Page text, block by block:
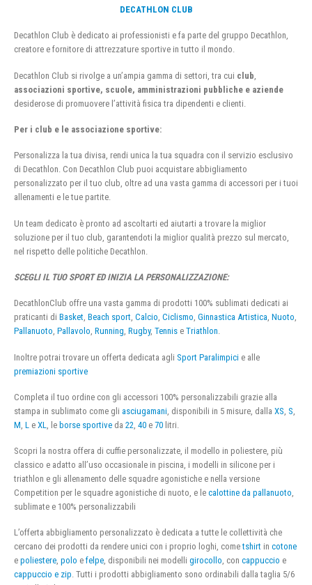
DECATHLON CLUB
Decathlon Club è dedicato ai professionisti e fa parte del gruppo Decathlon,
creatore e fornitore di attrezzature sportive in tutto il mondo.
Decathlon Club si rivolge a un’ampia gamma di settori, tra cui club
associazioni sportive, scuole, amministrazioni pubbliche e aziende
desiderose di promuovere l’attività fisica tra dipendenti e clienti.
Per i club e le associazione sportive:
Personalizza la tua divisa, rendi unica la tua squadra con il servizio esclusivo
di Decathlon. Con Decathlon Club puoi acquistare abbigliamento
personalizzato per il tuo club, oltre ad una vasta gamma di accessori per i tuoi
allenamenti e le tue partite.
Un team dedicato è pronto ad ascoltarti ed aiutarti a trovare la miglior
soluzione per il tuo club, garantendoti la miglior qualità prezzo sul mercato,
nel rispetto delle politiche Decathlon.
SCEGLI IL TUO SPORT ED INIZIA LA PERSONALIZZAZIONE:
DecathlonClub offre una vasta gamma di prodotti 100% sublimati dedicati ai
praticanti di Basket, Beach sport, Calcio, Ciclismo, Ginnastica Artistica, Nuoto,
Pallanuoto, Pallavolo, Running, Rugby, Tennis e Triathlon.
Inoltre potrai trovare un offerta dedicata agli Sport Paralimpici e alle
premiazioni sportive
Completa il tuo ordine con gli accessori 100% personalizzabili grazie alla
stampa in sublimato come gli asciugamani , disponibili in 5 misure, dalla XS S
M L e XL , le borse sportive da 22 40 e 70 litri.
Scopri la nostra offera di cuffie personalizzate, il modello in poliestere, più
classico e adatto all’uso occasionale in piscina, i modelli in silicone per i
triathlon e gli allenamento delle squadre agonistiche e nella versione
Competition per le squadre agonistiche di nuoto, e le calottine da pallanuoto,
sublimate e 100% personalizzabili
L’offerta abbigliamento personalizzato è dedicata a tutte le collettività che
cercano dei prodotti da rendere unici con i proprio loghi, cometshirt in cotone
e poliestere, polo e felpe, disponibili nei modelli girocollo, con cappuccio e
cappuccio e zip. Tutti i prodotti abbigliamento sono ordinabili dalla taglia 5/6